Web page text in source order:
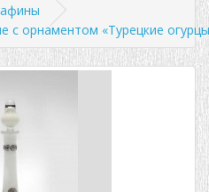
с орнаментом «Турецкие